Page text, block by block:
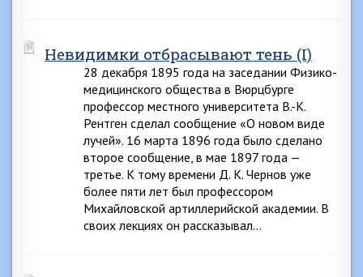
Невидимки отбрасывают тень (I)
28 декабря 1895 года на заседании Физико-
медицинского общества в Вюрцбурге
профессор местного университета В.-К.
Рентген сделал сообщение «О новом виде
лучей». 16 марта 1896 года было сделано
второе сообщение, в мае 1897 года —
третье. К тому времени Д. К. Чернов уже
более пяти лет был профессором
Михайловской артиллерийской академии. В
своих лекциях он рассказывал…